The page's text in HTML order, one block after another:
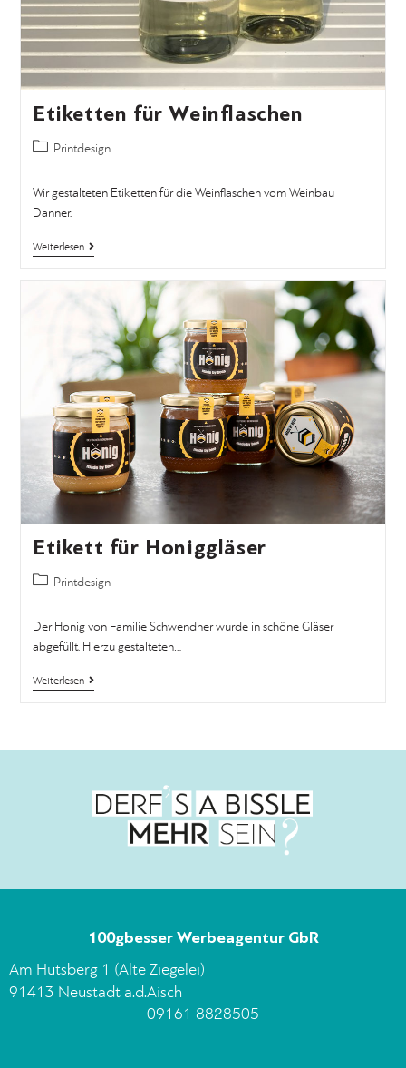
Etiketten für Weinflaschen
Printdesign
Wir gestalteten Etiketten für die Weinflaschen vom Weinbau
Danner.
Weiterlesen
Etikett für Honiggläser
Printdesign
Der Honig von Familie Schwendner wurde in schöne Gläser
abgefüllt. Hierzu gestalteten…
Weiterlesen
100gbesser Werbeagentur GbR
Am Hutsberg 1 (Alte Ziegelei)
91413 Neustadt a.d.Aisch
09161 8828505